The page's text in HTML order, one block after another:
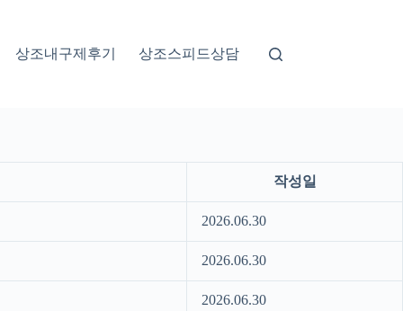
상조내구제후기 상조스피드상담
작성일
2026.06.30
2026.06.30
2026.06.30